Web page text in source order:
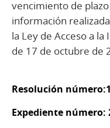
vencimiento de
información
la Ley de Acceso a
de 17 de octubre de
Resolución
Expediente número: